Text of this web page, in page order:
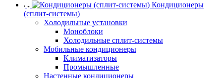
Кондиционеры
(сплит-системы)
Холодильные установки
Моноблоки
Холодильные сплит-системы
Мобильные кондиционеры
Климатизаторы
Промышленные
Настенные кондиционеры